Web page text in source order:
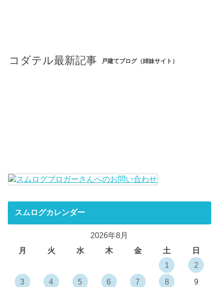
コダテル最新記事 戸建てブログ（姉妹サイト）
スムログカレンダー
2026年8月
月
火 水 木 金 土
日
1
2
3
4 5 6 7 8
9